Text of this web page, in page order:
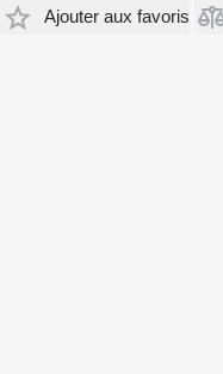
Ajouter aux favoris